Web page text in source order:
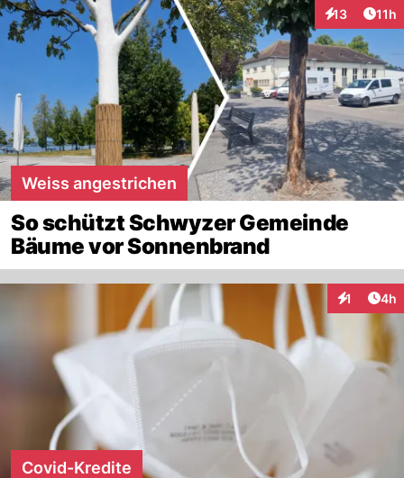
13
Interaktionen
11h
Weiss angestrichen
So schützt Schwyzer Gemeinde
Bäume vor Sonnenbrand
1 4h
Covid-Kredite